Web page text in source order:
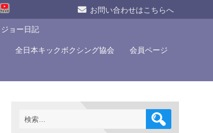
お問い合わせはこちらへ
ジョー日記
全日本キックボクシング協会 会員ページ
検
索: